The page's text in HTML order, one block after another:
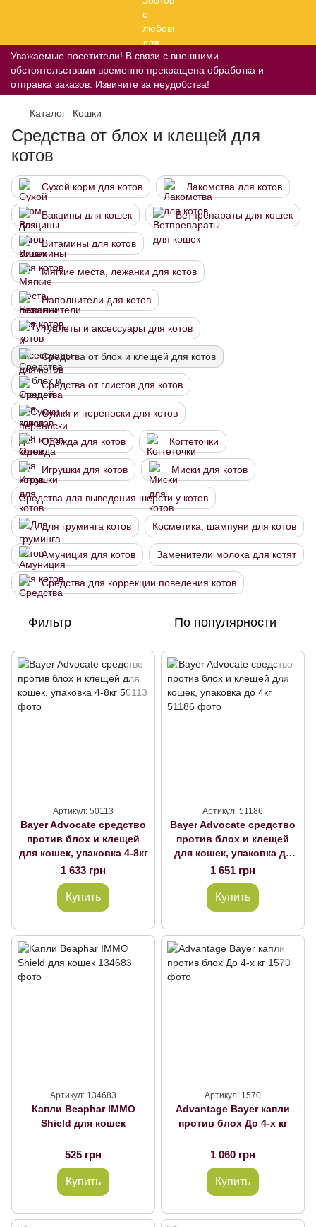
Уважаемые посетители! В связи с внешними
обстоятельствами временно прекращена обработка и
отправка заказов. Извините за неудобства!
Каталог Кошки
Средства от блох и клещей для
котов
Сухой корм для котов Лакомства для котов
Вакцины для кошек Ветпрепараты для кошек
Витамины для котов
Мягкие места, лежанки для котов
Наполнители для котов
Туалеты и аксессуары для котов
Средства от блох и клещей для котов
Средства от глистов для котов
Сумки и переноски для котов
Одежда для котов Когтеточки
Игрушки для котов Миски для котов
Средства для выведения шерсти у котов
Для груминга котов Косметика, шампуни для котов
Амуниция для котов Заменители молока для котят
Средства для коррекции поведения котов
Фильтр По популярности
Артикул: 50113
Bayer Advocate средство
против блох и клещей
для кошек, упаковка 4-8кг
1 633 грн
Купить
Артикул: 51186
Bayer Advocate средство
против блох и клещей
для кошек, упаковка до
4кг
1 651 грн
Купить
Артикул: 134683
Капли Beaphar IMMO
Shield для кошек
525 грн
Купить
Артикул: 1570
Advantage Bayer капли
против блох До 4-х кг
1 060 грн
Купить